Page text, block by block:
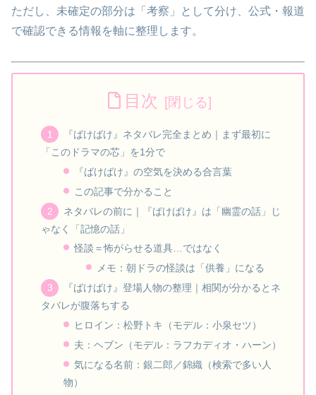
ただし、未確定の部分は「考察」として分け、公式・報道
で確認できる情報を軸に整理します。
目次
『ばけばけ』ネタバレ完全まとめ｜まず最初に
「このドラマの芯」を1分で
『ばけばけ』の空気を決める合言葉
この記事で分かること
ネタバレの前に｜『ばけばけ』は「幽霊の話」じ
ゃなく「記憶の話」
怪談＝怖がらせる道具…ではなく
メモ：朝ドラの怪談は「供養」になる
『ばけばけ』登場人物の整理｜相関が分かるとネ
タバレが腹落ちする
ヒロイン：松野トキ（モデル：小泉セツ）
夫：ヘブン（モデル：ラフカディオ・ハーン）
気になる名前：銀二郎／錦織（検索で多い人
物）